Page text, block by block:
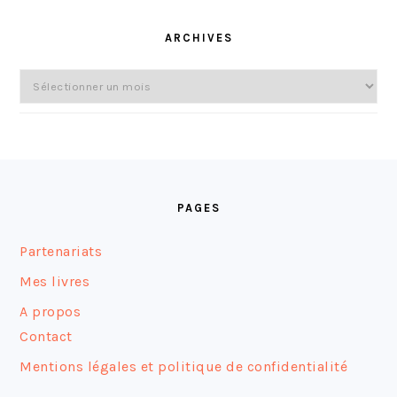
ARCHIVES
Archives
PAGES
Partenariats
Mes livres
A propos
Contact
Mentions légales et politique de confidentialité